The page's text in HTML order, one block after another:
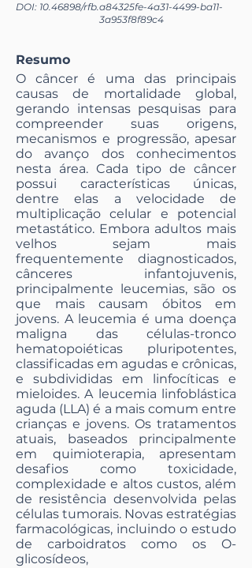
DOI: 10.46898/rfb.a84325fe-4a31-4499-ba11-
3a953f8f89c4
Resumo
O câncer é uma das principais
causas de mortalidade global,
gerando intensas pesquisas para
compreender suas origens,
mecanismos e progressão, apesar
do avanço dos conhecimentos
nesta área. Cada tipo de câncer
possui características únicas,
dentre elas a velocidade de
multiplicação celular e potencial
metastático. Embora adultos mais
velhos sejam mais
frequentemente diagnosticados,
cânceres infantojuvenis,
principalmente leucemias, são os
que mais causam óbitos em
jovens. A leucemia é uma doença
maligna das células-tronco
hematopoiéticas pluripotentes,
classificadas em agudas e crônicas,
e subdivididas em linfocíticas e
mieloides. A leucemia linfoblástica
aguda (LLA) é a mais comum entre
crianças e jovens. Os tratamentos
atuais, baseados principalmente
em quimioterapia, apresentam
desafios como toxicidade,
complexidade e altos custos, além
de resistência desenvolvida pelas
células tumorais. Novas estratégias
farmacológicas, incluindo o estudo
de carboidratos como os O-
glicosídeos,